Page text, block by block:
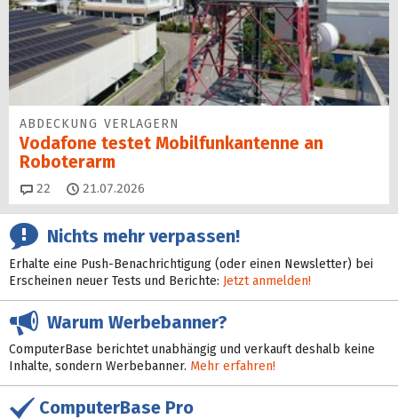
ABDECKUNG VERLAGERN
Vodafone testet Mobilfunk­antenne an
Roboterarm
22 Kommentare
21.07.2026
Nichts mehr verpassen!
Erhalte eine Push-Benachrichtigung (oder einen Newsletter) bei
Erscheinen neuer Tests und Berichte: Jetzt anmelden!
Warum Werbebanner?
ComputerBase berichtet unabhängig und verkauft deshalb keine
Inhalte, sondern Werbebanner. Mehr erfahren!
ComputerBase Pro